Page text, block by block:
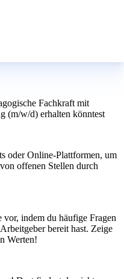
Fachkraft mit
(m/w/d) erhalten könntest
oder Online-Plattformen, um
offenen Stellen durch
vor, indem du häufige Fragen
bereit hast. Zeige
Werten!